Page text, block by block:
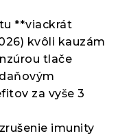
**viackrát
kvôli kauzám
tlače
za vyše 3
imunity